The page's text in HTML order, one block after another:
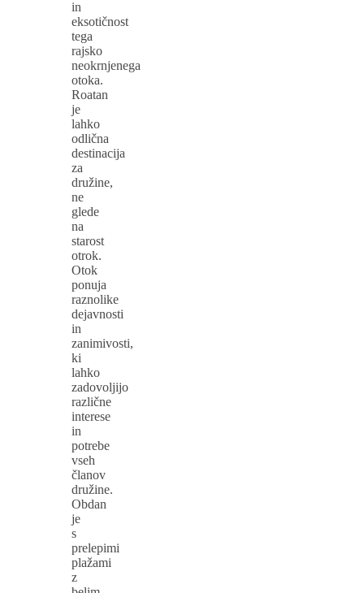
in
eksotičnost
tega
rajsko
neokrnjenega
otoka.
Roatan
je
lahko
odlična
destinacija
za
družine,
ne
glede
na
starost
otrok.
Otok
ponuja
raznolike
dejavnosti
in
zanimivosti,
ki
lahko
zadovoljijo
različne
interese
in
potrebe
vseh
članov
družine.
Obdan
je
s
prelepimi
plažami
z